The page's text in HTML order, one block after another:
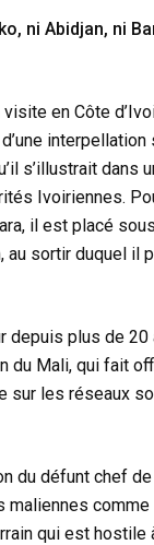
ni Abidjan, ni
en Côte
interpellation
s’illustrait dans
Ivoiriennes.
il est placé
sortir duquel il
plus de
Mali, qui fait
sur les réseaux
du défunt chef
comme
qui est hostile